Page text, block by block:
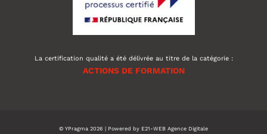
La certification qualité a été délivrée au titre de la catégorie :
ACTIONS DE FORMATION
© YPragma 2026 | Powered by E21-WEB Agence Digitale